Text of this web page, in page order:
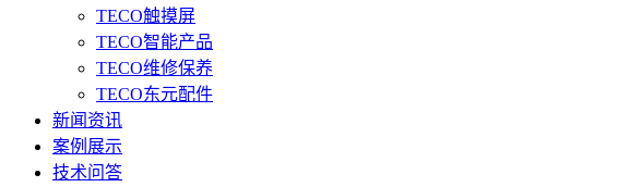
TECO触摸屏
TECO智能产品
TECO维修保养
TECO东元配件
新闻资讯
案例展示
技术问答